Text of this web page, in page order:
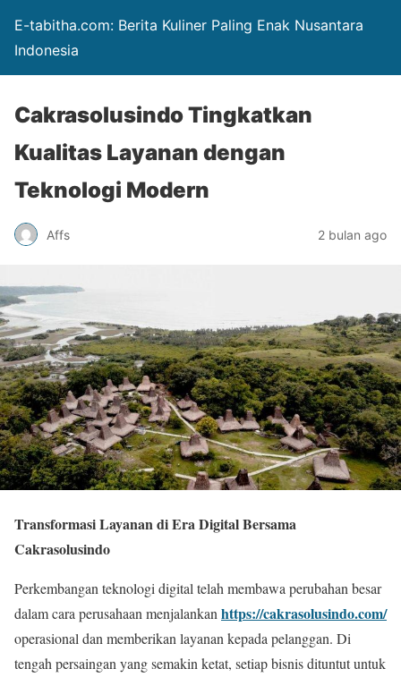
E-tabitha.com: Berita Kuliner Paling Enak Nusantara
Indonesia
Cakrasolusindo Tingkatkan
Kualitas Layanan dengan
Teknologi Modern
Affs 2 bulan ago
Transformasi Layanan di Era Digital Bersama
Cakrasolusindo
Perkembangan teknologi digital telah membawa perubahan besar
dalam cara perusahaan menjalankan https://cakrasolusindo.com/
operasional dan memberikan layanan kepada pelanggan. Di
tengah persaingan yang semakin ketat, setiap bisnis dituntut untuk